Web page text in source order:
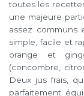
toutes les
une majeure
assez communs
simple, facile et
orange et
(concombre,
Deux jus frais,
parfaitement